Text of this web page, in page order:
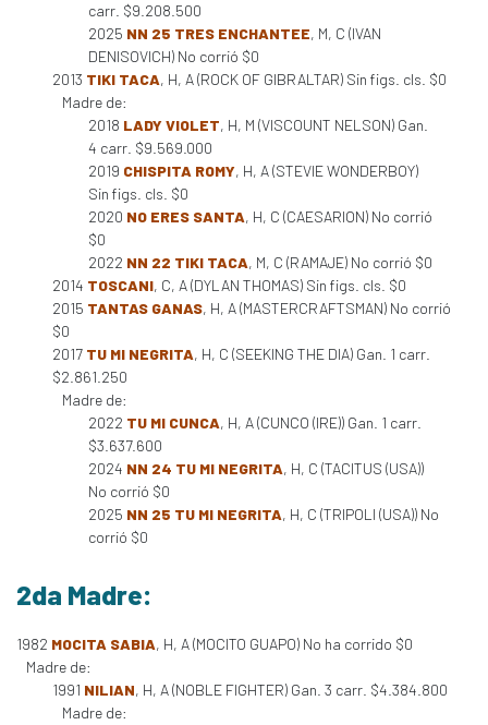
carr. $9.208.500
2025 NN 25 TRES ENCHANTEE, M, C (IVAN
DENISOVICH) No corrió $0
2013 TIKI TACA, H, A (ROCK OF GIBRALTAR) Sin figs. cls. $0
Madre de:
2018 LADY VIOLET, H, M (VISCOUNT NELSON) Gan.
4 carr. $9.569.000
2019 CHISPITA ROMY, H, A (STEVIE WONDERBOY)
Sin figs. cls. $0
2020 NO ERES SANTA, H, C (CAESARION) No corrió
$0
2022 NN 22 TIKI TACA, M, C (RAMAJE) No corrió $0
2014 TOSCANI, C, A (DYLAN THOMAS) Sin figs. cls. $0
2015 TANTAS GANAS, H, A (MASTERCRAFTSMAN) No corrió
$0
2017 TU MI NEGRITA, H, C (SEEKING THE DIA) Gan. 1 carr.
$2.861.250
Madre de:
2022 TU MI CUNCA, H, A (CUNCO (IRE)) Gan. 1 carr.
$3.637.600
2024 NN 24 TU MI NEGRITA, H, C (TACITUS (USA))
No corrió $0
2025 NN 25 TU MI NEGRITA, H, C (TRIPOLI (USA)) No
corrió $0
2da Madre:
1982 MOCITA SABIA, H, A (MOCITO GUAPO) No ha corrido $0
Madre de:
1991 NILIAN, H, A (NOBLE FIGHTER) Gan. 3 carr. $4.384.800
Madre de: